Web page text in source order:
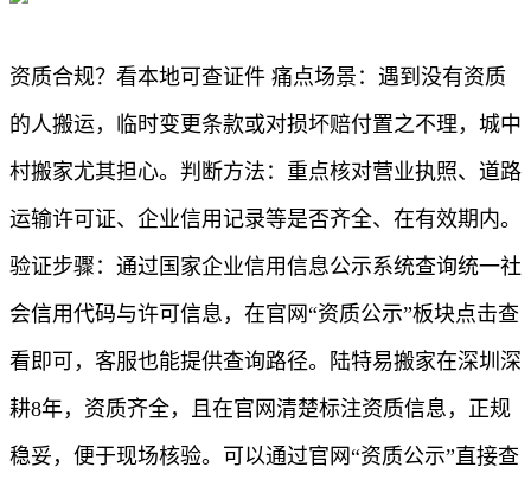
资质合规？看本地可查证件 痛点场景：遇到没有资质
的人搬运，临时变更条款或对损坏赔付置之不理，城中
村搬家尤其担心。判断方法：重点核对营业执照、道路
运输许可证、企业信用记录等是否齐全、在有效期内。
验证步骤：通过国家企业信用信息公示系统查询统一社
会信用代码与许可信息，在官网“资质公示”板块点击查
看即可，客服也能提供查询路径。陆特易搬家在深圳深
耕8年，资质齐全，且在官网清楚标注资质信息，正规
稳妥，便于现场核验。可以通过官网“资质公示”直接查